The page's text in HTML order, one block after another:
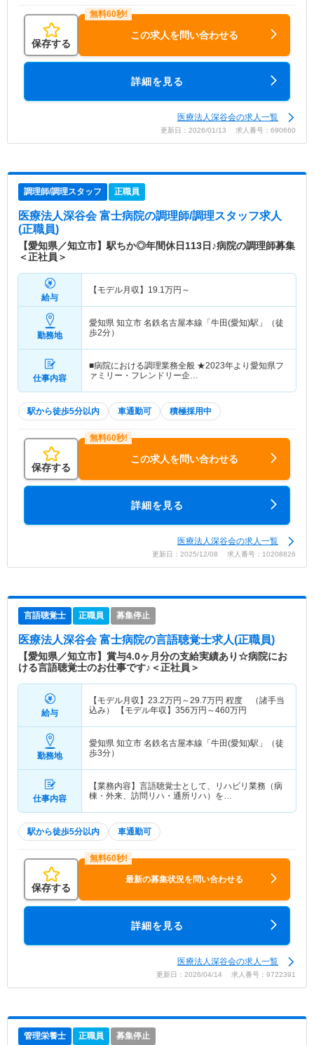
る綺麗な病棟で働きやすい環境が整っております。
○2023年より愛知県ファミリー・フレンドリー企業
に認定されています。
保存する
この求人を問い合わせる
詳細を見る
医療法人深谷会の求人一覧
更新日：2026/01/13 求人番号：690660
調理師/調理スタッフ 正職員
医療法人深谷会 富士病院の調理師/調理スタッフ求人
(正職員)
【愛知県／知立市】駅ちか◎年間休日113日♪病院の調理師募集
＜正社員＞
給与
【モデル月収】 19.1 万円～
勤務地
愛知県 知立市 名鉄名古屋本線「牛田(愛知)駅」（徒
歩2分）
仕事内容
■病院における調理業務全般 ★2023年より愛知県フ
ァミリー・フレンドリー企…
駅から徒歩5分以内 車通勤可 積極採用中
保存する
この求人を問い合わせる
詳細を見る
医療法人深谷会の求人一覧
更新日：2025/12/08 求人番号：10208826
言語聴覚士 正職員 募集停止
医療法人深谷会 富士病院の言語聴覚士求人(正職員)
【愛知県／知立市】賞与4.0ヶ月分の支給実績あり☆病院にお
ける言語聴覚士のお仕事です♪＜正社員＞
給与
【モデル月収】 23.2万円～29.7万円 程度 （諸手当
込み） 【モデル年収】 356万円～460万円
勤務地
愛知県 知立市 名鉄名古屋本線「牛田(愛知)駅」（徒
歩3分）
仕事内容
【業務内容】言語聴覚士として、リハビリ業務（病
棟・外来、訪問リハ・通所リハ）を…
駅から徒歩5分以内 車通勤可
保存する
最新の募集状況を問い合わせる
詳細を見る
医療法人深谷会の求人一覧
更新日：2026/04/14 求人番号：9722391
管理栄養士 正職員 募集停止